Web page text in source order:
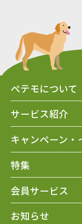
ペテモについて
サービス紹介
キャンペーン・
特集
会員サービス
お知らせ